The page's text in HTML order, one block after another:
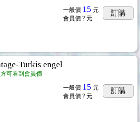
一般價 15 元
會員價 ? 元
訂購
Turkis engel
可看到會員價
一般價 15 元
會員價 ? 元
訂購